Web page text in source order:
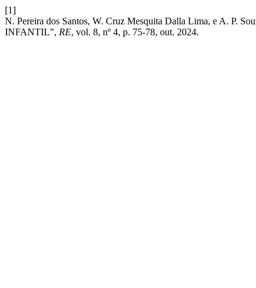
[1]
N. Pereira dos Santos, W. Cruz Mesquita Dalla Lima, e A.
INFANTIL”, RE, vol. 8, nº 4, p. 75-78, out. 2024.